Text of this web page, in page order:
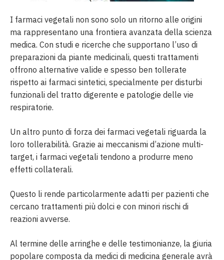
I farmaci vegetali non sono solo un ritorno alle origini
ma rappresentano una frontiera avanzata della scienza
medica. Con studi e ricerche che supportano l’uso di
preparazioni da piante medicinali, questi trattamenti
offrono alternative valide e spesso ben tollerate
rispetto ai farmaci sintetici, specialmente per disturbi
funzionali del tratto digerente e patologie delle vie
respiratorie.
Un altro punto di forza dei farmaci vegetali riguarda la
loro tollerabilità. Grazie ai meccanismi d’azione multi-
target, i farmaci vegetali tendono a produrre meno
effetti collaterali.
Questo li rende particolarmente adatti per pazienti che
cercano trattamenti più dolci e con minori rischi di
reazioni avverse.
Al termine delle arringhe e delle testimonianze, la giuria
popolare composta da medici di medicina generale avrà